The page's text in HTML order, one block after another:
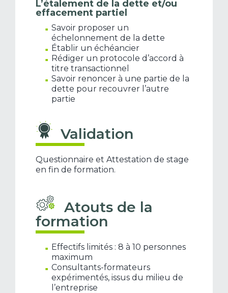
L’étalement de la dette et/ou
effacement partiel
Savoir proposer un
échelonnement de la dette
Établir un échéancier
Rédiger un protocole d’accord à
titre transactionnel
Savoir renoncer à une partie de la
dette pour recouvrer l’autre
partie
Validation
Questionnaire et Attestation de stage
en fin de formation.
Atouts de la
formation
Effectifs limités : 8 à 10 personnes
maximum
Consultants-formateurs
expérimentés, issus du milieu de
l’entreprise